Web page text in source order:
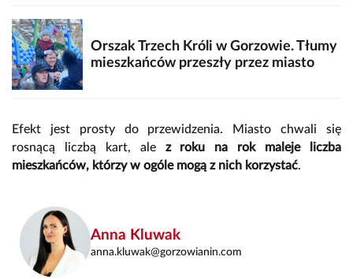
Orszak Trzech Króli w Gorzowie. Tłumy
mieszkańców przeszły przez miasto
Efekt jest prosty do przewidzenia. Miasto chwali się
rosnącą liczbą kart, ale z roku na rok maleje liczba
mieszkańców, którzy w ogóle mogą z nich korzystać.
Anna Kluwak
anna.kluwak@gorzowianin.com